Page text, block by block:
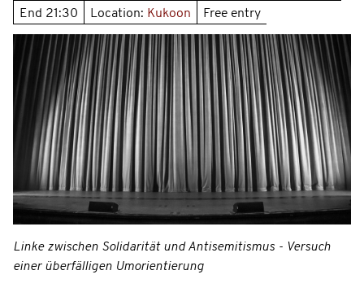
End 21:30 Location: Kukoon Free entry
Linke zwischen Solidarität und Antisemitismus - Versuch
einer überfälligen Umorientierung